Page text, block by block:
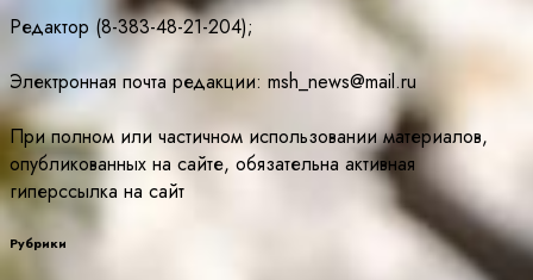
Редактор (8-383-48-21-204);
Электронная почта редакции: msh_news@mail.ru
При полном или частичном использовании материалов,
опубликованных на сайте, обязательна активная
гиперссылка на сайт
Рубрики